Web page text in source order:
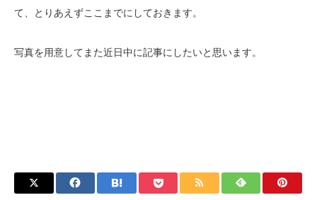
て、とりあえずここまでにしておきます。
写真を用意してまた近日中に記事にしたいと思います。